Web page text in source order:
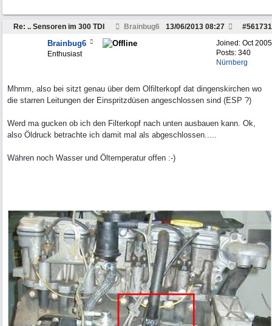
Re: .. Sensoren im 300 TDI Brainbug6 #561731
13/06/2013 08:27
Joined: Oct 2005
Posts: 340
Nürnberg
Brainbug6
Enthusiast
Mhmm, also bei sitzt genau über dem Olfilterkopf dat dingenskirchen wo
die starren Leitungen der Einspritzdüsen angeschlossen sind (ESP ?)
Werd ma gucken ob ich den Filterkopf nach unten ausbauen kann. Ok,
also Öldruck betrachte ich damit mal als abgeschlossen.....
Währen noch Wasser und Öltemperatur offen :-)